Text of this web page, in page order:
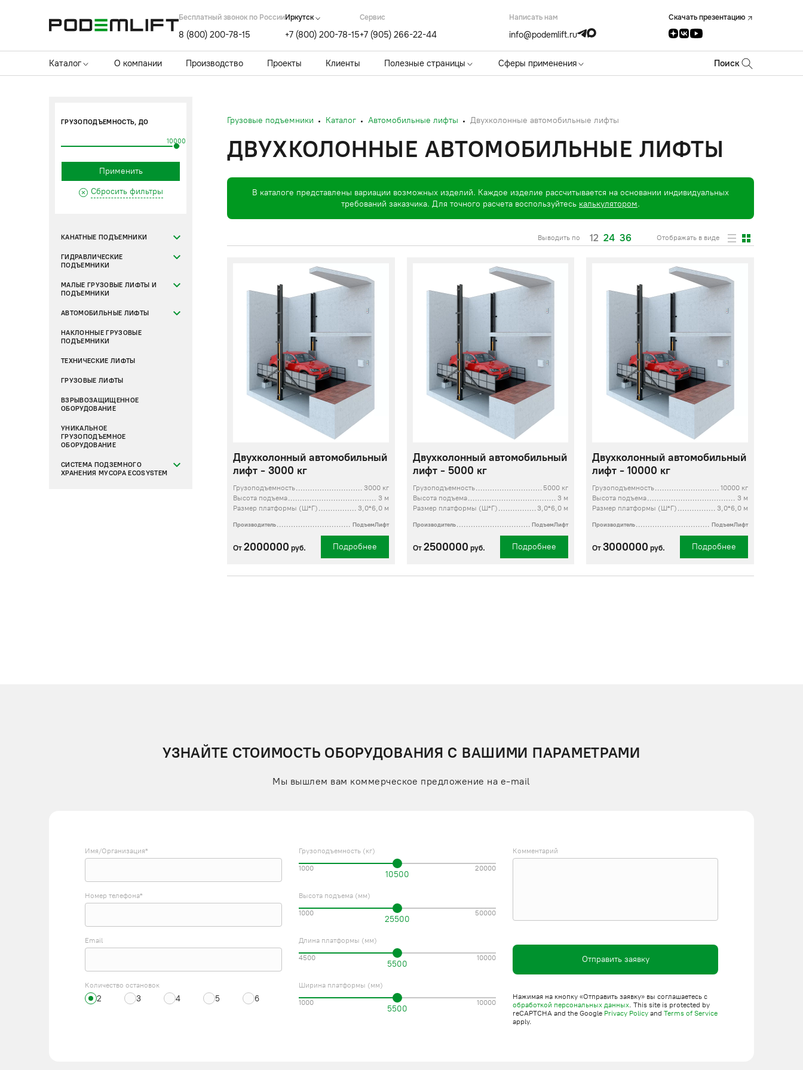
Бесплатный звонок по России
8 (800) 200-78-15
Иркутск
+7 (800) 200-78-15
Cервис
+7 (905) 266-22-44
Написать нам
info@podemlift.ru
Скачать презентацию
Каталог О компании Производство Проекты Клиенты Полезные страницы Сферы применения Поиск
ГРУЗОПОДЪЕМНОСТЬ, ДО
10000
Применить
Сбросить фильтры
КАНАТНЫЕ ПОДЪЕМНИКИ
ГИДРАВЛИЧЕСКИЕ
ПОДЪЕМНИКИ
МАЛЫЕ ГРУЗОВЫЕ ЛИФТЫ И
ПОДЪЕМНИКИ
АВТОМОБИЛЬНЫЕ ЛИФТЫ
НАКЛОННЫЕ ГРУЗОВЫЕ
ПОДЪЕМНИКИ
ТЕХНИЧЕСКИЕ ЛИФТЫ
ГРУЗОВЫЕ ЛИФТЫ
ВЗРЫВОЗАЩИЩЕННОЕ
ОБОРУДОВАНИЕ
УНИКАЛЬНОЕ
ГРУЗОПОДЪЕМНОЕ
ОБОРУДОВАНИЕ
СИСТЕМА ПОДЗЕМНОГО
ХРАНЕНИЯ МУСОРА ECOSYSTEM
Грузовые подъемники Каталог Автомобильные лифты Двухколонные автомобильные лифты
ДВУХКОЛОННЫЕ АВТОМОБИЛЬНЫЕ ЛИФТЫ
В каталоге представлены вариации возможных изделий. Каждое изделие рассчитывается на основании индивидуальных
требований заказчика. Для точного расчета воспользуйтесь калькулятором.
Выводить по 12 24 36 Отображать в виде
Двухколонный автомобильный
лифт - 3000 кг
Грузоподъемность
3000 кг
Высота подъема
3 м
Размер платформы (Ш*Г)
3,0*6,0 м
Производитель ПодъемЛифт
От 2000000 руб. Подробнее
Двухколонный автомобильный
лифт - 5000 кг
Грузоподъемность
5000 кг
Высота подъема
3 м
Размер платформы (Ш*Г)
3,0*6,0 м
Производитель ПодъемЛифт
От 2500000 руб. Подробнее
Двухколонный автомобильный
лифт - 10000 кг
Грузоподъемность
10000 кг
Высота подъема
3 м
Размер платформы (Ш*Г)
3,0*6,0 м
Производитель ПодъемЛифт
От3000000 руб. Подробнее
УЗНАЙТЕ СТОИМОСТЬ ОБОРУДОВАНИЯ С ВАШИМИ ПАРАМЕТРАМИ
Мы вышлем вам коммерческое предложение на e-mail
Имя/Организация*
Номер телефона*
Email
Количество остановок
2 3 4 5 6
Грузоподъемность (кг)
10500
1000 20000
Высота подъема (мм)
25500
1000 50000
Длина платформы (мм)
5500
4500 10000
Ширина платформы (мм)
5500
1000 10000
Комментарий
Отправить заявку
Нажимая на кнопку «Отправить заявку» вы соглашаетесь с
обработкой персональных данных. This site is protected by
reCAPTCHA and the Google Privacy Policy and Terms of Service
apply.